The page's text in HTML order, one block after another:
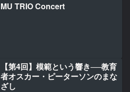
MU TRIO Concert
【第4回】模範という響き──教育
者オスカー・ピーターソンのまな
ざし